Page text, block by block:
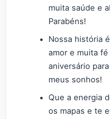
muita saúde e
Parabéns!
Nossa história
amor e muita
aniversário
meus sonhos!
Que a energia
os mapas e te